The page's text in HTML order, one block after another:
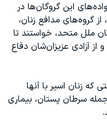
این گروگان‌ها در
گروه‌های مدافع زنان،
ملل متحد، خواستند تا
از آزادی عزیزان‌شان دفاع
که زنان اسیر با آنها
سرطان پستان، بیماری